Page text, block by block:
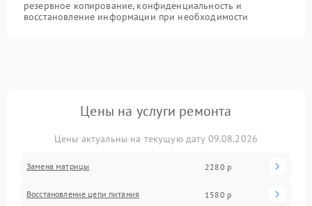
резервное копирование, конфиденциальность и
восстановление информации при необходимости
Цены на услуги ремонта
Цены актуальны на текущую дату 09.08.2026
Замена матрицы 2280 р
Восстановление цепи питания 1580 р